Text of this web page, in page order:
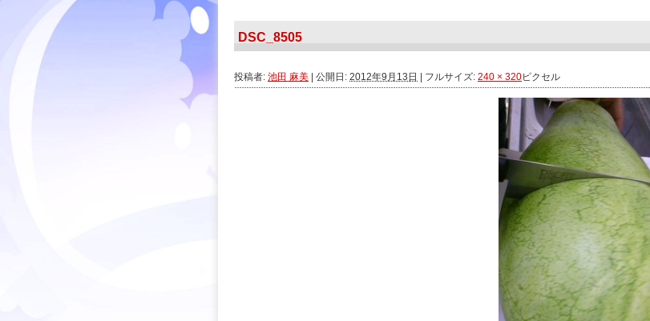
DSC_8505
投稿者: 池田 麻美 公開日: 2012年9月13日 フルサイズ: 240 × 320ピクセル